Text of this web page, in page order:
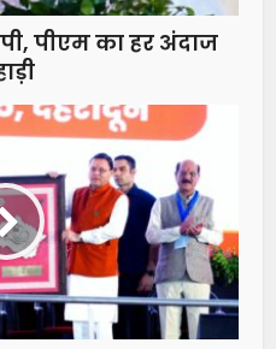
पीएम का हर अंदाज